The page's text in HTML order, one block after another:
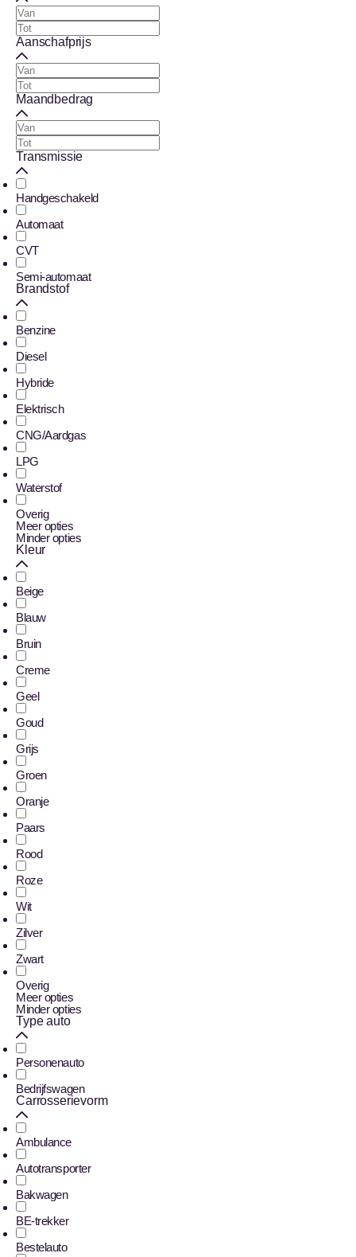
Aanschafprijs
Maandbedrag
Transmissie
Handgeschakeld
Automaat
CVT
Semi-automaat
Brandstof
Benzine
Diesel
Hybride
Elektrisch
CNG/Aardgas
LPG
Waterstof
Overig
Meer opties
Minder opties
Kleur
Beige
Blauw
Bruin
Creme
Geel
Goud
Grijs
Groen
Oranje
Paars
Rood
Roze
Wit
Zilver
Zwart
Overig
Meer opties
Minder opties
Type auto
Personenauto
Bedrijfswagen
Carrosserievorm
Ambulance
Autotransporter
Bakwagen
BE-trekker
Bestelauto